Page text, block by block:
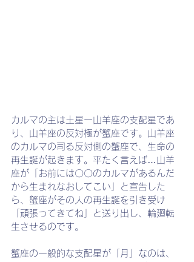
カルマの主は土星ー山羊座の支配星であ
り、山羊座の反対極が蟹座です。山羊座
のカルマの司る反対側の蟹座で、生命の
再生誕が起きます。平たく言えば…山羊
座が「お前には〇〇のカルマがあるんだ
から生まれなおしてこい」と宣告した
ら、蟹座がその人の再生誕を引き受け
「頑張ってきてね」と送り出し、輪廻転
生させるのです。
蟹座の一般的な支配星が「月」なのは、